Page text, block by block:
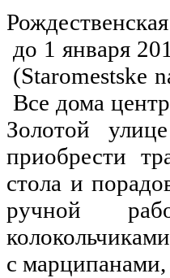
до 1 января
(Staromestske
Все дома
Золотой
приобрести
стола и
ручной
с